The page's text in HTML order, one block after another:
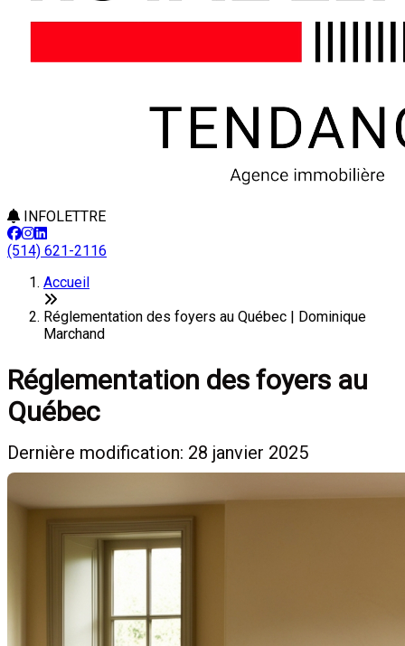
INFOLETTRE
(514) 621-2116
Accueil
Réglementation des foyers au Québec | Dominique
Marchand
Réglementation des foyers au
Québec
Dernière modification: 28 janvier 2025